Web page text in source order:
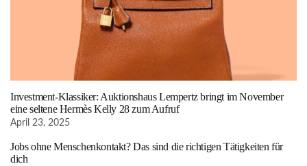
Investment-Klassiker: Auktionshaus Lempertz bringt im November
eine seltene Hermès Kelly 28 zum Aufruf
April 23, 2025
Jobs ohne Menschenkontakt? Das sind die richtigen Tätigkeiten für
dich